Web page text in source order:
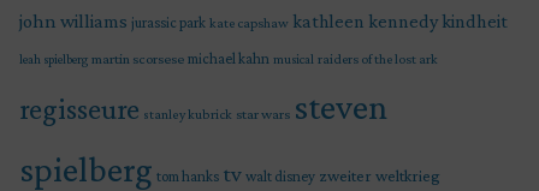
john williams jurassic park kate capshaw kathleen kennedy kindheit
leah spielberg martin scorsese michael kahn musical raiders of the lost ark
regisseure stanley kubrick star wars steven
spielberg tom hanks tv walt disney zweiter weltkrieg